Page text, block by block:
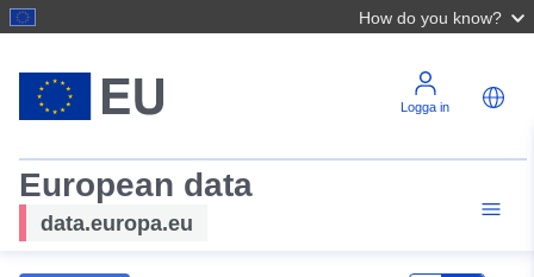
How do you know?
Logga in
European data
data.europa.eu